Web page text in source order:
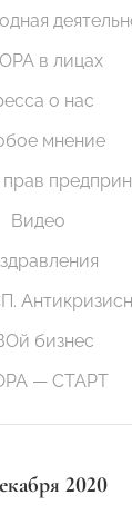
в лицах
о нас
мнение
Видео
бизнес
— СТАРТ
2020